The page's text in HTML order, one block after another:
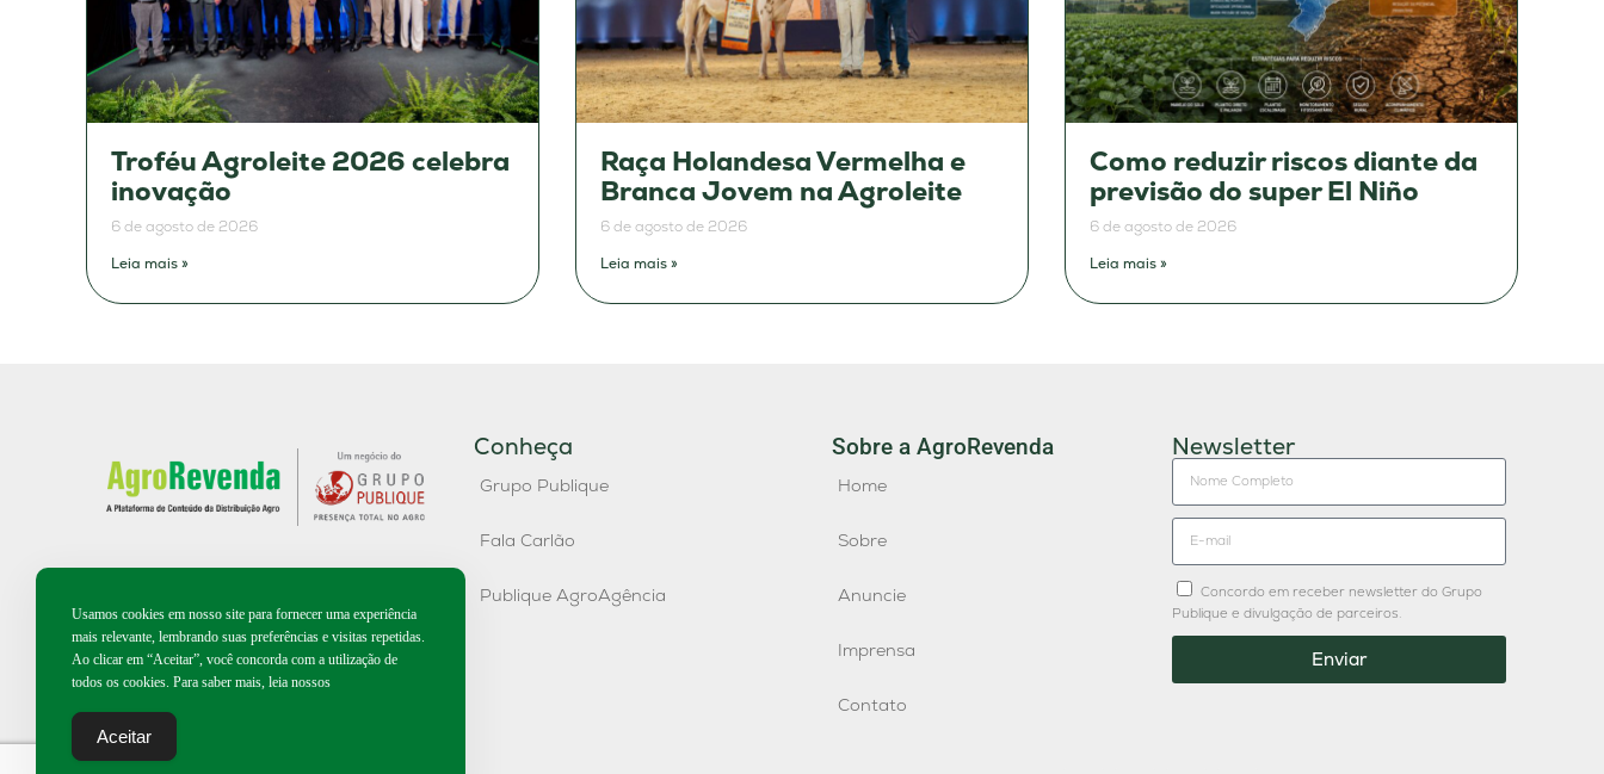
Troféu Agroleite 2026 celebra
inovação
6 de agosto de 2026
Leia mais »
Raça Holandesa Vermelha e
Branca Jovem na Agroleite
6 de agosto de 2026
Leia mais »
Como reduzir riscos diante da
previsão do super El Niño
6 de agosto de 2026
Leia mais »
Conheça
Grupo Publique
Fala Carlão
Publique AgroAgência
Sobre a AgroRevenda
Home
Sobre
Anuncie
Imprensa
Contato
Newsletter
Concordo em receber newsletter do Grupo
Publique e divulgação de parceiros.
Enviar
Usamos cookies em nosso site para fornecer uma experiência
mais relevante, lembrando suas preferências e visitas repetidas.
Ao clicar em “Aceitar”, você concorda com a utilização de
todos os cookies. Para saber mais, leia nossos
Aceitar